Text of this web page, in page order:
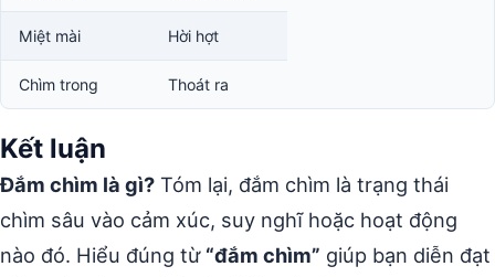
Miệt mài Hời hợt
Chìm trong Thoát ra
Kết luận
Đắm chìm là gì? Tóm lại, đắm chìm là trạng thái
chìm sâu vào cảm xúc, suy nghĩ hoặc hoạt động
nào đó. Hiểu đúng từ “đắm chìm” giúp bạn diễn đạt